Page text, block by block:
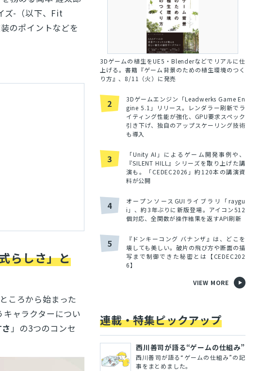
ズ-（以下、Fit
のポイントなどを
らしさ」と
ころから始まった
ャラクターについ
」の3つのコンセ
3Dゲームの植生をUE5・Blenderなどでリアルに仕
上げる。書籍『ゲーム背景のための植生環境のつく
り方』、8/11（火）に発売
2
3Dゲームエンジン「Leadwerks Game En
gine 5.1」リリース。レンダラー刷新でラ
イティング性能が強化、GPU要求スペック
引き下げ、独自のアップスケーリング技術
も導入
3
「Unity AI」によるゲーム開発事例や、
『SILENT HILL』シリーズを取り上げた講
演も。「CEDEC2026」約120本の講演資
料が公開
4
オープンソースGUIライブラリ「raygu
i」、約3年ぶりに新版登場。アイコン512
個対応、全関数が操作結果を返すAPI刷新
5
『ドンキーコング バナンザ』は、どこを
壊しても美しい。破片の飛び方や断面の描
写まで制御できた秘密とは【CEDEC202
6】
VIEW MORE
連載・特集ピックアップ
西川善司が語る“ゲームの仕組み”
西川善司が語る“ゲームの仕組み”の記
事をまとめました。